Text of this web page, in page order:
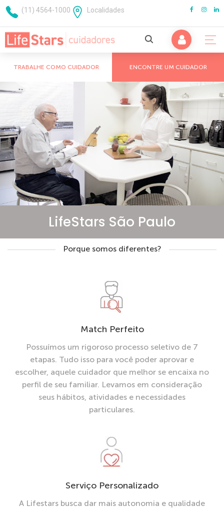
(11) 4564-1000 Localidades
Cuidados com Idosos
Cuidados com Adultos
Doenças Crônicas
Cuidado Pós Cirurgico
Cuidados para Parkinson
Cuidados para Alzheimer e Demências
São Paulo
Campinas
Mogi das Cruzes
ABC Paulista
Guarulhos
TRABALHE COMO CUIDADOR ENCONTRE UM CUIDADOR
LifeStars São Paulo
Porque somos diferentes?
Match Perfeito
Possuímos um rigoroso processo seletivo de 7
etapas. Tudo isso para você poder aprovar e
escolher, aquele cuidador que melhor se encaixa no
perfil de seu familiar. Levamos em consideração
seus hábitos, atividades e necessidades
particulares.
Serviço Personalizado
A Lifestars busca dar mais autonomia e qualidade